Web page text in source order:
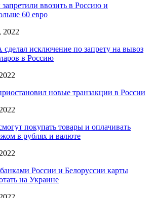
ввозить в Россию и
60 евро
2022
исключение по запрету на вывоз
в Россию
новые транзакции в России
покупать товары и оплачивать
в рублях и валюте
России и Белоруссии карты
на Украине